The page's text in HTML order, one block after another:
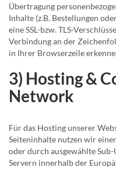
Übertragung
Inhalte (z.B. Bestellungen
eine SSL-bzw. TLS-
Verbindung an der
in Ihrer Browserzeile
3) Hosting &
Network
Für das Hosting unserer
Seiteninhalte nutzen wir
oder durch ausgewählte
Servern innerhalb der